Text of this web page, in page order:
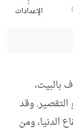
حجم الخطالإعدادات
بالبيت،
التقصير. وقد
الدنيا، ومن